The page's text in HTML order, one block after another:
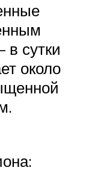
в сутки
около